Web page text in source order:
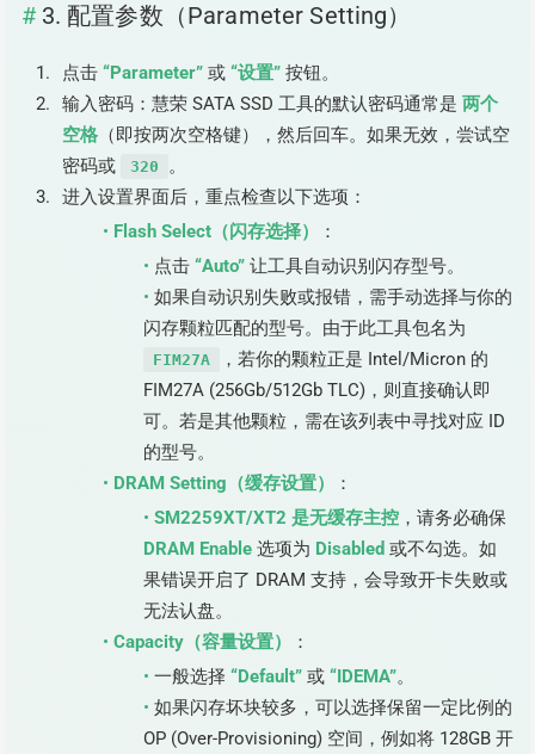
3. 配置参数（Parameter Setting）
点击 “Parameter” 或 “设置” 按钮。
输入密码：慧荣 SATA SSD 工具的默认密码通常是 两个
空格 （即按两次空格键），然后回车。如果无效，尝试空
密码或
320
。
进入设置界面后，重点检查以下选项：
Flash Select（闪存选择）
：
点击 “Auto” 让工具自动识别闪存型号。
如果自动识别失败或报错，需手动选择与你的
闪存颗粒匹配的型号。由于此工具包名为
FIM27A
，若你的颗粒正是 Intel/Micron 的
FIM27A (256Gb/512Gb TLC)，则直接确认即
可。若是其他颗粒，需在该列表中寻找对应 ID
的型号。
DRAM Setting（缓存设置）
：
SM2259XT/XT2 是无缓存主控 ，请务必确保
DRAM Enable 选项为 Disabled 或不勾选。如
果错误开启了 DRAM 支持，会导致开卡失败或
无法认盘。
Capacity（容量设置）
：
一般选择 “Default” 或 “IDEMA”。
如果闪存坏块较多，可以选择保留一定比例的
OP (Over-Provisioning) 空间，例如将 128GB 开